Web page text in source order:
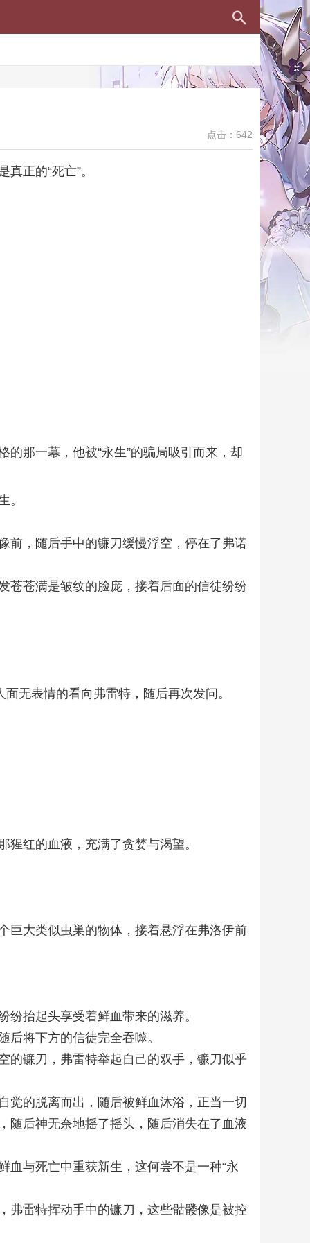
点击：642
正的“死亡”。
那一幕，他被“永生”的骗局吸引而来，却
。
前，随后手中的镰刀缓慢浮空，停在了弗诺
苍苍满是皱纹的脸庞，接着后面的信徒纷纷
无表情的看向弗雷特，随后再次发问。
红的血液，充满了贪婪与渴望。
巨大类似虫巣的物体，接着悬浮在弗洛伊前
抬起头享受着鲜血带来的滋养。
将下方的信徒完全吞噬。
的镰刀，弗雷特举起自己的双手，镰刀似乎
觉的脱离而出，随后被鲜血沐浴，正当一切
随后神无奈地摇了摇头，随后消失在了血液
血与死亡中重获新生，这何尝不是一种“永
弗雷特挥动手中的镰刀，这些骷髅像是被控